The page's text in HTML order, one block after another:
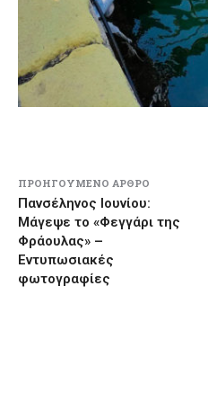
ΠΡΟΗΓΟΎΜΕΝΟ ΆΡΘΡΟ
Πανσέληνος Ιουνίου:
Μάγεψε το «Φεγγάρι της
Φράουλας» –
Εντυπωσιακές
φωτογραφίες